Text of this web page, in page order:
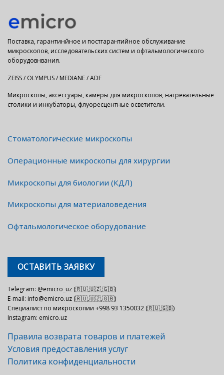
Поставка, гарантинйное и постгарантийное обслуживание
микроскопов, исследовательских систем и офтальмологического
оборудовнвания.
ZEISS / OLYMPUS / MEDIANE / ADF
Микроскопы, аксессуары, камеры для микроскопов, нагревательные
столики и инкубаторы, флуоресцентные осветители.
Стоматологические микроскопы
Операционные микроскопы для хирургии
Микроскопы для биологии (КДЛ)
Микроскопы для материаловедения
Офтальмологическое оборудование
ОСТАВИТЬ ЗАЯВКУ
Telegram: @emicro_uz (🇷🇺,🇺🇿,🇬🇧)
E-mail: info@emicro.uz (🇷🇺,🇺🇿,🇬🇧)
Специалист по микроскопии +998 93 1350032 (🇷🇺,🇬🇧)
Instagram: emicro.uz
Правила возврата товаров и платежей
Условия предоставления услуг
Политика конфиденциальности